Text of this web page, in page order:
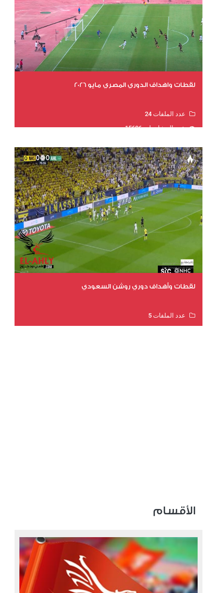
لقطات واهداف الدوري المصري مايو 2026
عدد الملفات 24
عدد المشاهدات 15696
لقطات وأهداف دوري روشن السعودي
عدد الملفات 5
الأقسام